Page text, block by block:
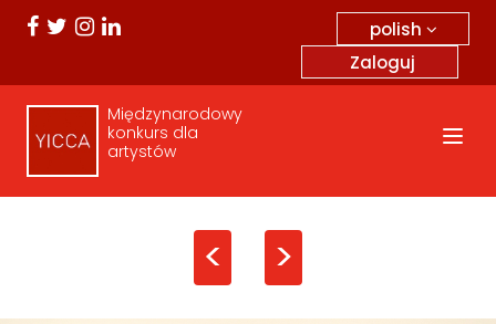
polish
Zaloguj
Międzynarodowy
konkurs dla
artystów
< >